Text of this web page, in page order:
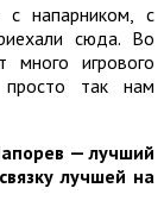
напарником, с
сюда. Во
игрового
так нам
— лучший
лучшей на